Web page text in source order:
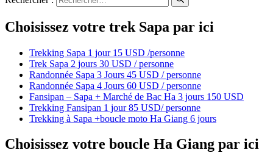
Choisissez votre trek Sapa par ici
Trekking Sapa 1 jour 15 USD /personne
Trek Sapa 2 jours 30 USD / personne
Randonnée Sapa 3 Jours 45 USD / personne
Randonnée Sapa 4 Jours 60 USD / personne
Fansipan – Sapa + Marché de Bac Ha 3 jours 150 USD
Trekking Fansipan 1 jour 85 USD/ personne
Trekking à Sapa +boucle moto Ha Giang 6 jours
Choisissez votre boucle Ha Giang par ici